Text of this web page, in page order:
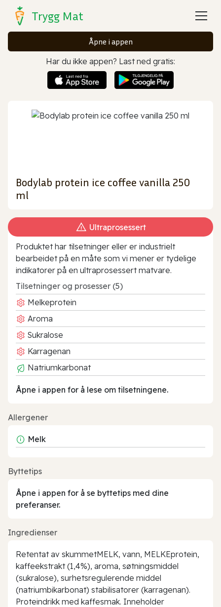
Trygg Mat
Åpne i appen
Har du ikke appen? Last ned gratis:
Bodylab protein ice coffee vanilla 250
ml
Ultraprosessert
Produktet har tilsetninger eller er industrielt
bearbeidet på en måte som vi mener er tydelige
indikatorer på en ultraprosessert matvare.
Tilsetninger og prosesser (5)
Melkeprotein
Aroma
Sukralose
Karragenan
Natriumkarbonat
Åpne i appen for å lese om tilsetningene.
Allergener
Melk
Byttetips
Åpne i appen for å se byttetips med dine
preferanser.
Ingredienser
Retentat av skummetMELK, vann, MELKEprotein,
kaffeekstrakt (1,4%), aroma, søtningsmiddel
(sukralose), surhetsregulerende middel
(natriumbikarbonat) stabilisatorer (karragenan).
Proteindrikk med kaffesmak. Inneholder